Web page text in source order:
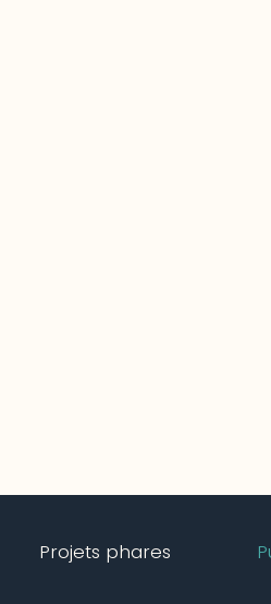
Projets phares